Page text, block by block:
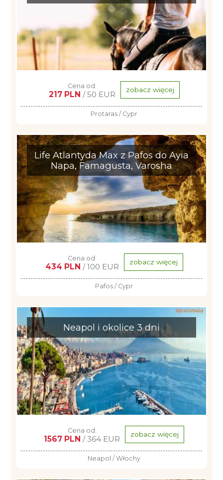
Cena od:
217 PLN / 50 EUR zobacz więcej
Protaras / Cypr
Life Atlantyda Max z Pafos do Ayia
Napa, Famagusta, Varosha
Cena od:
434 PLN / 100 EUR zobacz więcej
Pafos / Cypr
Neapol i okolice 3 dni
Cena od:
1567 PLN / 364 EUR zobacz więcej
Neapol / Włochy